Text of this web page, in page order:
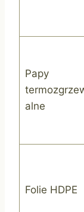
Papy
alne
Folie HDPE